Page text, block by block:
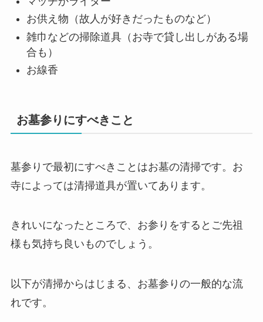
お供え物（故人が好きだったものなど）
雑巾などの掃除道具（お寺で貸し出しがある場
合も）
お線香
お墓参りにすべきこと
墓参りで最初にすべきことはお墓の清掃です。お
寺によっては清掃道具が置いてあります。
きれいになったところで、お参りをするとご先祖
様も気持ち良いものでしょう。
以下が清掃からはじまる、お墓参りの一般的な流
れです。